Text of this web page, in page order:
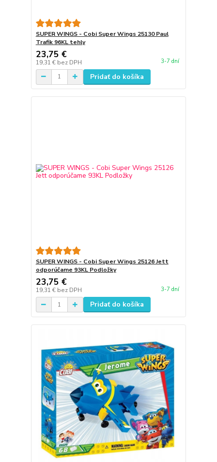
SUPER WINGS - Cobi Super Wings 25130 Paul
Trafik 96KL tehly
23,75 €
19,31 € bez DPH 3-7 dní
Pridať do košíka
SUPER WINGS - Cobi Super Wings 25126 Jett
odporúčame 93KL Podložky
23,75 €
19,31 € bez DPH 3-7 dní
Pridať do košíka